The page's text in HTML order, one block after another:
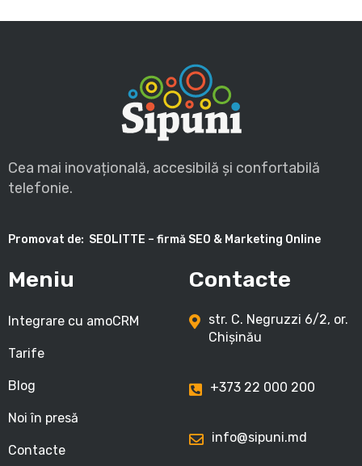
Cea mai inovațională, accesibilă și confortabilă
telefonie.
Promovat de: SEOLITTE – firmă SEO & Marketing Online
Meniu
Integrare cu amoCRM
Tarife
Blog
Noi în presă
Contacte
Contacte
str. C. Negruzzi 6/2, or.
Chișinău
+373 22 000 200
info@sipuni.md